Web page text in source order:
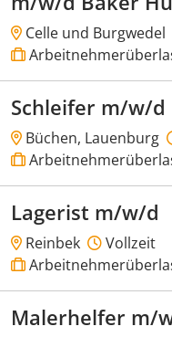
Celle und Burgwedel
Schleifer m/w/d
Büchen, Lauenburg
Lagerist m/w/d
Reinbek
Vollzeit
Malerhelfer m/